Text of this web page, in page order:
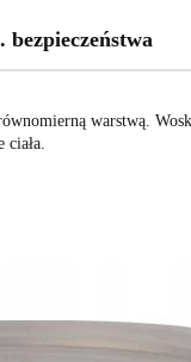
warstwą.
ciała.